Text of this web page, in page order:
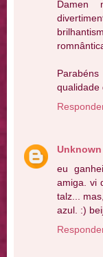
Damen
qualidade
Unknown
eu
amiga. vi
talz...
azul. :)